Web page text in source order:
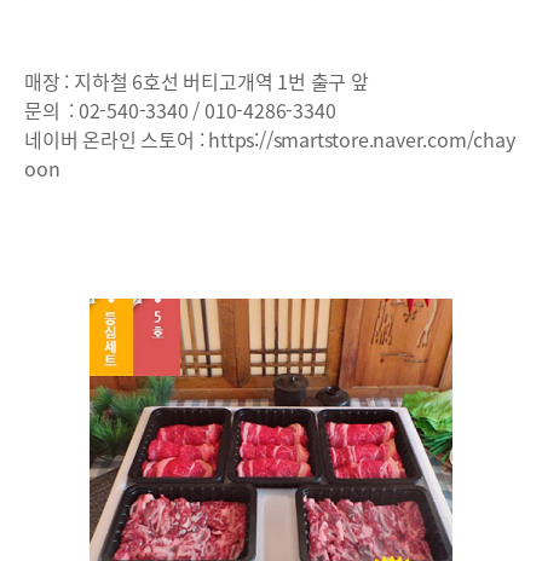
매장 : 지하철 6호선 버티고개역 1번 출구 앞
문의 : 02-540-3340 / 010-4286-3340
네이버 온라인 스토어 : https://smartstore.naver.com/chay
oon